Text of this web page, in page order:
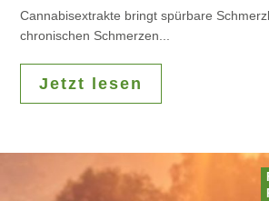
Cannabisextrakte bringt spürbare
chronischen Schmerzen...
Jetzt lesen